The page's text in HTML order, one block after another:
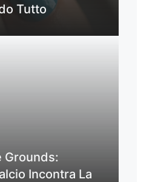
Tutto
Grounds:
Incontra La